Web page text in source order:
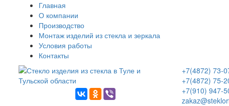
Главная
О компании
Производство
Монтаж изделий из стекла и зеркала
Условия работы
Контакты
+7(4872) 73-
+7(4872) 75-
+7(910) 947-